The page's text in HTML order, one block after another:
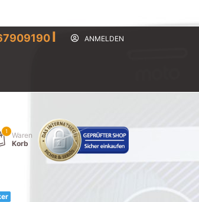
I ANMELDEN
1
Waren
Korb